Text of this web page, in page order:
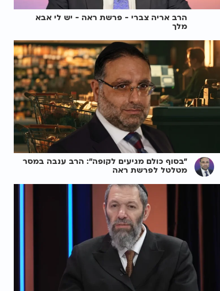
הרב אריה צברי - פרשת ראה - יש לי אבא
מלך
"בסוף כולם מגיעים לקופה": הרב ענבה במסר
מטלטל לפרשת ראה